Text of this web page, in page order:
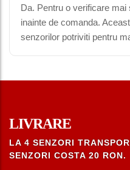
Da. Pentru o verificare
inainte de comanda.
senzorilor potriviti pentru
LIVRARE
LA 4 SENZORI
SENZORI COSTA 20 RON.